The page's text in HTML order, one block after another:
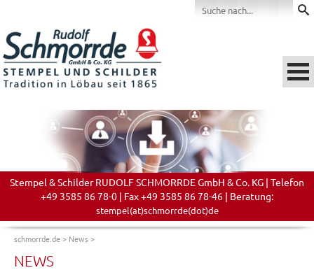
Stempel & Schilder RUDOLF SCHMORRDE GmbH & Co. KG | Telefon
+49 3585 86 78-0 | Fax +49 3585 86 78-46 | Beratung:
stempel(at)schmorrde(dot)de
schmorrde.de> News>
NEWS